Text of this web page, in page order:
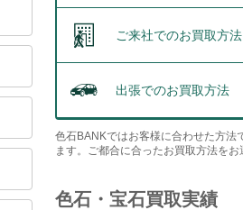
ご来社でのお買取方法
出張でのお買取方法
色石BANKではお客様に合わせた方法
ます。ご都合に合ったお買取方法をお
色石・宝石買取実績